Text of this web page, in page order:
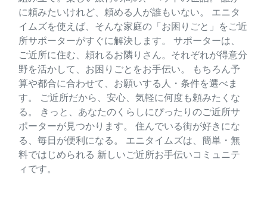
に頼みたいけれど、頼める人が誰もいない。 エニタ
イムズを使えば、そんな家庭の「お困りごと」をご近
所サポーターがすぐに解決します。 サポーターは、
ご近所に住む、頼れるお隣りさん。それぞれが得意分
野を活かして、お困りごとをお手伝い。 もちろん予
算や都合に合わせて、お願いする人・条件を選べま
す。 ご近所だから、安心、気軽に何度も頼みたくな
る。 きっと、あなたのくらしにぴったりのご近所サ
ポーターが見つかります。 住んでいる街が好きにな
る、毎日が便利になる。 エニタイムズは、簡単・無
料ではじめられる 新しいご近所お手伝いコミュニテ
ィです。